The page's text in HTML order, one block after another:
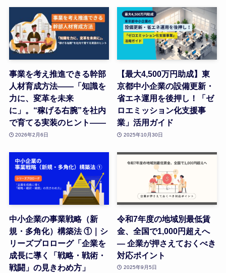
事業を考え推進できる幹部
人材育成方法――「知識を
力に、変革を未来
に」。“稼げる右腕”を社内
で育てる実装のヒント――
2026年2月6日
【最大4,500万円助成】東
京都中小企業の設備更新・
省エネ運用を後押し！「ゼ
ロエミッション化支援事
業」活用ガイド
2025年10月30日
中小企業の事業戦略（新
規・多角化）構築法 ①｜シ
リーズプロローグ「企業を
成長に導く「戦略・戦術・
戦闘」の見きわめ方」
令和7年度の地域別最低賃
金、全国で1,000円超えへ
― 企業が押さえておくべき
対応ポイント
2025年9月5日